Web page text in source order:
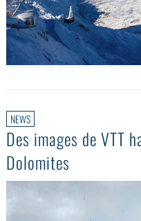
NEWS
Des images de VTT
Dolomites